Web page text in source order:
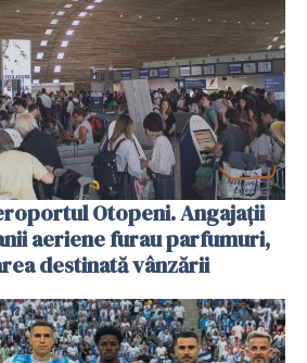
Otopeni. Angajații
aeriene furau parfumuri,
destinată vânzării